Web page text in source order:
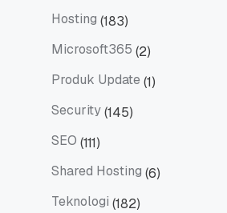
Hosting (183)
Microsoft365 (2)
Produk Update (1)
Security(145)
SEO (111)
Shared Hosting (6)
Teknologi (182)